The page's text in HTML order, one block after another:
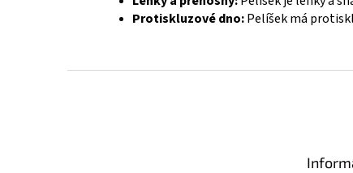
Protiskluzové dno:Pelíšek má